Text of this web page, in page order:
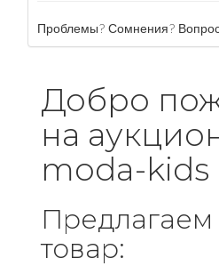
Проблемы? Сомнения?
Добро
на
moda-kids
товар: